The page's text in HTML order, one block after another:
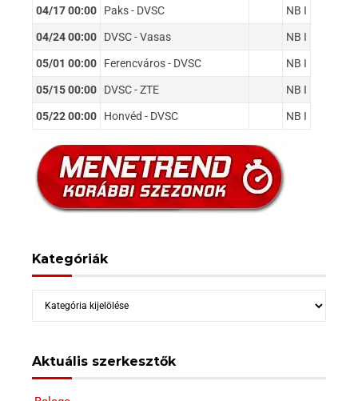
04/17 00:00 Paks - DVSC NB I
04/24 00:00 DVSC - Vasas NB I
05/01 00:00 Ferencváros - DVSC NB I
05/15 00:00 DVSC - ZTE NB I
05/22 00:00 Honvéd - DVSC NB I
Kategóriák
Kategóriák
Aktuális szerkesztők